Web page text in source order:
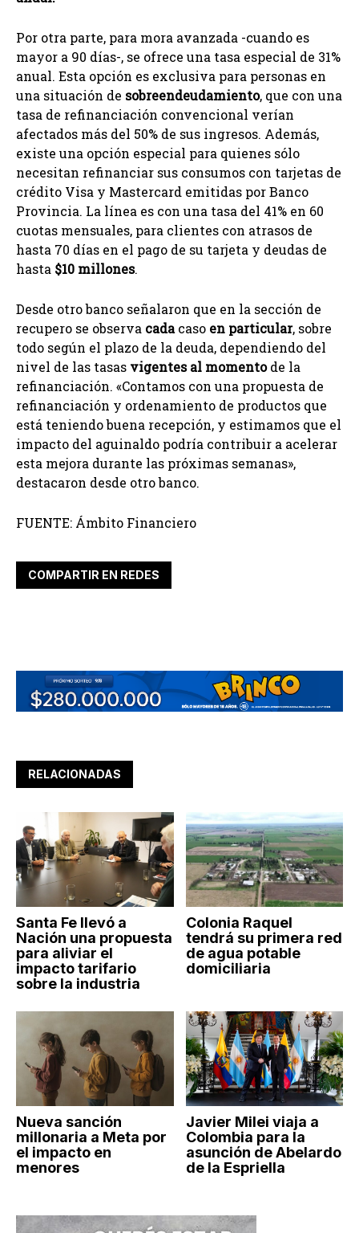
Por otra parte, para mora avanzada -cuando es
mayor a 90 días-, se ofrece una tasa especial de 31%
anual. Esta opción es exclusiva para personas en
una situación de sobreendeudamiento, que con una
tasa de refinanciación convencional verían
afectados más del 50% de sus ingresos. Además,
existe una opción especial para quienes sólo
necesitan refinanciar sus consumos con tarjetas de
crédito Visa y Mastercard emitidas por Banco
Provincia. La línea es con una tasa del 41% en 60
cuotas mensuales, para clientes con atrasos de
hasta 70 días en el pago de su tarjeta y deudas de
hasta $10 millones.
Desde otro banco señalaron que en la sección de
recupero se observa cadacaso en particular, sobre
todo según el plazo de la deuda, dependiendo del
nivel de las tasas vigentes al momentode la
refinanciación. «Contamos con una propuesta de
refinanciación y ordenamiento de productos que
está teniendo buena recepción, y estimamos que el
impacto del aguinaldo podría contribuir a acelerar
esta mejora durante las próximas semanas»,
destacaron desde otro banco.
FUENTE: Ámbito Financiero
COMPARTIR EN REDES
RELACIONADAS
Santa Fe llevó a
Nación una propuesta
para aliviar el
impacto tarifario
sobre la industria
Colonia Raquel
tendrá su primera red
de agua potable
domiciliaria
Nueva sanción
millonaria a Meta por
el impacto en
menores
Javier Milei viaja a
Colombia para la
asunción de Abelardo
de la Espriella